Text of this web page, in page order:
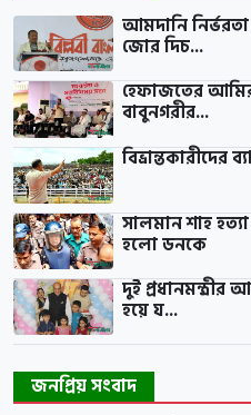
আমদানি
জোর দিচ...
হেফাজতের আমির
বাবুনগরীর...
বিভ্রান্তকারীদের
সালমান শাহ
হলো ডনকে
দুই
হয়ে য...
জনপ্রিয় সংবাদ